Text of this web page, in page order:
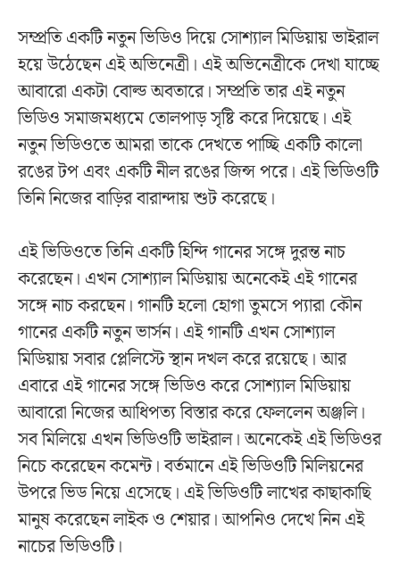
সম্প্রতি একটি নতুন ভিডিও দিয়ে সোশ্যাল মিডিয়ায় ভাইরাল
হয়ে উঠেছেন এই অভিনেত্রী। এই অভিনেত্রীকে দেখা যাচ্ছে
আবারো একটা বোল্ড অবতারে। সম্প্রতি তার এই নতুন
ভিডিও সমাজমধ্যমে তোলপাড় সৃষ্টি করে দিয়েছে। এই
নতুন ভিডিওতে আমরা তাকে দেখতে পাচ্ছি একটি কালো
রঙের টপ এবং একটি নীল রঙের জিন্স পরে। এই ভিডিওটি
তিনি নিজের বাড়ির বারান্দায় শুট করেছে।
এই ভিডিওতে তিনি একটি হিন্দি গানের সঙ্গে দুরন্ত নাচ
করেছেন। এখন সোশ্যাল মিডিয়ায় অনেকেই এই গানের
সঙ্গে নাচ করছেন। গানটি হলো হোগা তুমসে প্যারা কৌন
গানের একটি নতুন ভার্সন। এই গানটি এখন সোশ্যাল
মিডিয়ায় সবার প্লেলিস্টে স্থান দখল করে রয়েছে। আর
এবারে এই গানের সঙ্গে ভিডিও করে সোশ্যাল মিডিয়ায়
আবারো নিজের আধিপত্য বিস্তার করে ফেললেন অঞ্জলি।
সব মিলিয়ে এখন ভিডিওটি ভাইরাল। অনেকেই এই ভিডিওর
নিচে করেছেন কমেন্ট। বর্তমানে এই ভিডিওটি মিলিয়নের
উপরে ভিড নিয়ে এসেছে। এই ভিডিওটি লাখের কাছাকাছি
মানুষ করেছেন লাইক ও শেয়ার। আপনিও দেখে নিন এই
নাচের ভিডিওটি।